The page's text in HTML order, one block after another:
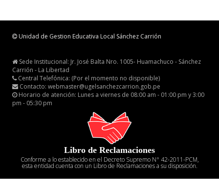
Unidad de Gestion Educativa Local Sánchez Carrión
Sede Institucional: Jr. José Balta Nro. 1005- Huamachuco - Sánchez
Carrión - La Libertad
Central Telefónica: (Por el momento no disponible)
Contacto: webmaster@ugelsanchezcarrion.gob.pe
Horario de atención: Lunes a viernes de 08:00 am - 01:00 pm y 3:00
pm - 05:30 pm
Libro de Reclamaciones
Conforme a lo establecido en el Decreto Supremo N° 42-2011-PCM,
esta entidad cuenta con un Libro de Reclamaciones a su disposición.